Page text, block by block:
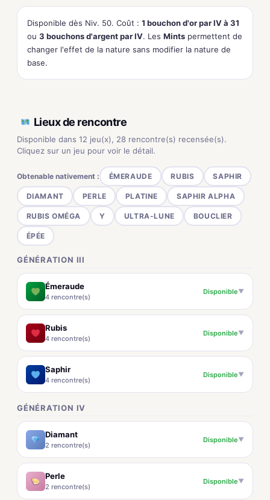
Disponible dès Niv. 50. Coût : 1 bouchon d'or par IV à 31
ou 3 bouchons d'argent par IV. Les Mints permettent de
changer l'effet de la nature sans modifier la nature de
base.
Lieux de rencontre
Disponible dans 12 jeu(x), 28 rencontre(s) recensée(s).
Cliquez sur un jeu pour voir le détail.
Obtenable nativement : ÉMERAUDE RUBIS SAPHIR
DIAMANT PERLE PLATINE SAPHIR ALPHA
RUBIS OMÉGA Y ULTRA-LUNE BOUCLIER
ÉPÉE
GÉNÉRATION III
Émeraude
4 rencontre(s)
Disponible▼
Rubis
4 rencontre(s)
Disponible▼
Saphir
4 rencontre(s)
Disponible▼
GÉNÉRATION IV
Diamant
2 rencontre(s)
Disponible▼
Perle
2 rencontre(s)
Disponible▼